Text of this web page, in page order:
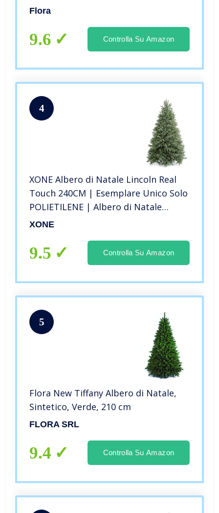
Flora
9.6 Controlla Su Amazon
4
XONE Albero di Natale Lincoln Real
Touch 240CM | Esemplare Unico Solo
POLIETILENE | Albero di Natale
Lusso, Massimo REALISMO
XONE
9.5 Controlla Su Amazon
5
Flora New Tiffany Albero di Natale,
Sintetico, Verde, 210 cm
FLORA SRL
9.4 Controlla Su Amazon